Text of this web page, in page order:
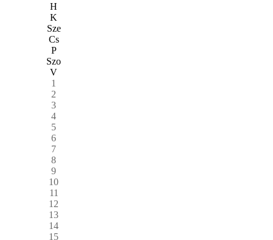
H
K
Sze
Cs
P
Szo
V
1
2
3
4
5
6
7
8
9
10
11
12
13
14
15